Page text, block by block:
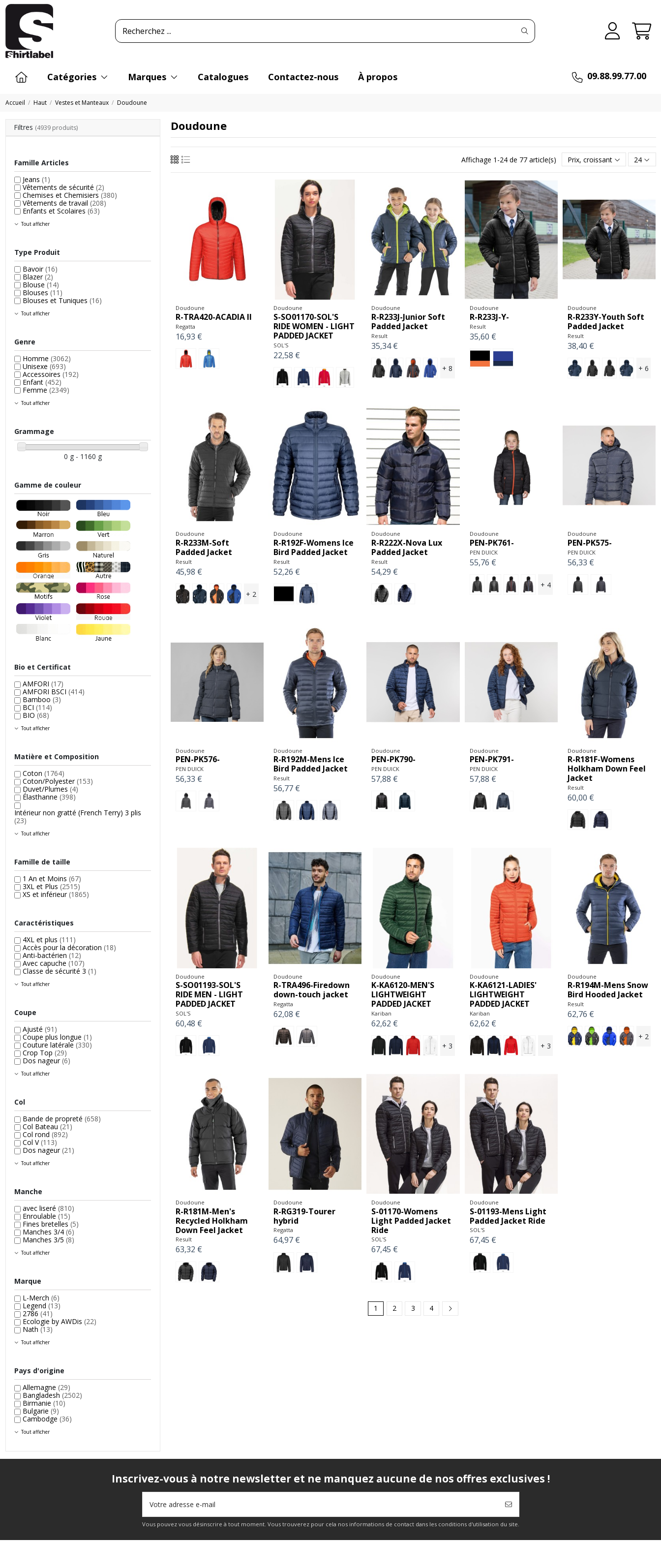
Catégories Marques Catalogues Contactez-nous À propos 09.88.99.77.00
Accueil Haut Vestes et Manteaux Doudoune
Doudoune
Affichage 1-24 de 77 article(s) Prix, croissant 24
Doudoune
R-TRA420-ACADIA II
Regatta
16,93 €
Doudoune
S-SO01170-SOL'S
RIDE WOMEN - LIGHT
PADDED JACKET
SOL'S
22,58 €
Doudoune
R-R233J-Junior Soft
Padded Jacket
Result
35,34 €
+ 8
Doudoune
R-R233J-Y-
Result
35,60 €
Doudoune
R-R233Y-Youth Soft
Padded Jacket
Result
38,40 €
+ 6
Doudoune
R-R233M-Soft
Padded Jacket
Result
45,98 €
+ 2
Doudoune
R-R192F-Womens Ice
Bird Padded Jacket
Result
52,26 €
Doudoune
R-R222X-Nova Lux
Padded Jacket
Result
54,29 €
Doudoune
PEN-PK761-
PEN DUICK
55,76 €
+ 4
Doudoune
PEN-PK575-
PEN DUICK
56,33 €
Doudoune
PEN-PK576-
PEN DUICK
56,33 €
Doudoune
R-R192M-Mens Ice
Bird Padded Jacket
Result
56,77 €
Doudoune
PEN-PK790-
PEN DUICK
57,88 €
Doudoune
PEN-PK791-
PEN DUICK
57,88 €
Doudoune
R-R181F-Womens
Holkham Down Feel
Jacket
Result
60,00 €
Doudoune
S-SO01193-SOL'S
RIDE MEN - LIGHT
PADDED JACKET
SOL'S
60,48 €
Doudoune
R-TRA496-Firedown
down-touch jacket
Regatta
62,08 €
Doudoune
K-KA6120-MEN'S
LIGHTWEIGHT
PADDED JACKET
Kariban
62,62 €
+ 3
Doudoune
K-KA6121-LADIES'
LIGHTWEIGHT
PADDED JACKET
Kariban
62,62 €
+ 3
Doudoune
R-R194M-Mens Snow
Bird Hooded Jacket
Result
62,76 €
+ 2
Doudoune
R-R181M-Men's
Recycled Holkham
Down Feel Jacket
Result
63,32 €
Doudoune
R-RG319-Tourer
hybrid
Regatta
64,97 €
Doudoune
S-01170-Womens
Light Padded Jacket
Ride
SOL'S
67,45 €
Doudoune
S-01193-Mens Light
Padded Jacket Ride
SOL'S
67,45 €
1 2 3 4
Filtres (4939 produits)
Famille Articles
Jeans (1)
Vêtements de sécurité (2)
Chemises et Chemisiers (380)
Vêtements de travail (208)
Enfants et Scolaires (63)
Tout afficher
Type Produit
Bavoir(16)
Blazer(2)
Blouse (14)
Blouses (11)
Blouses et Tuniques (16)
Tout afficher
Genre
Homme (3062)
Unisexe (693)
Accessoires (192)
Enfant (452)
Femme (2349)
Tout afficher
Grammage
0 g - 1160 g
Gamme de couleur
Bio et Certificat
AMFORI (17)
AMFORI BSCI (414)
Bamboo (3)
BCI (114)
BIO (68)
Tout afficher
Matière et Composition
Coton (1764)
Coton/Polyester(153)
Duvet/Plumes (4)
Élasthanne (398)
Intérieur non gratté (French Terry) 3 plis
(23)
Tout afficher
Famille de taille
1 An et Moins (67)
3XL et Plus (2515)
XS et inférieur(1865)
Caractéristiques
4XL et plus (111)
Accès pour la décoration (18)
Anti-bactérien (12)
Avec capuche (107)
Classe de sécurité 3 (1)
Tout afficher
Coupe
Ajusté (91)
Coupe plus longue (1)
Couture latérale (330)
Crop Top (29)
Dos nageur(6)
Tout afficher
Col
Bande de propreté (658)
Col Bateau (21)
Col rond (892)
Col V(113)
Dos nageur(21)
Tout afficher
Manche
avec liseré (810)
Enroulable (15)
Fines bretelles (5)
Manches 3/4 (6)
Manches 3/5 (8)
Tout afficher
Marque
L-Merch (6)
Legend (13)
2786 (41)
Ecologie by AWDis (22)
Nath (13)
Tout afficher
Pays d'origine
Allemagne (29)
Bangladesh (2502)
Birmanie (10)
Bulgarie (9)
Cambodge (36)
Tout afficher
Inscrivez-vous à notre newsletter et ne manquez aucune de nos offres exclusives !
Vous pouvez vous désinscrire à tout moment. Vous trouverez pour cela nos informations de contact dans les conditions d'utilisation du site.